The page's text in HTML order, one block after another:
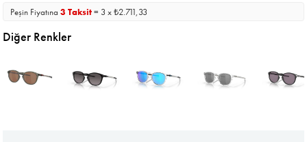
Peşin Fiyatına3 Taksit= 3 x ₺2.711,33
Diğer Renkler